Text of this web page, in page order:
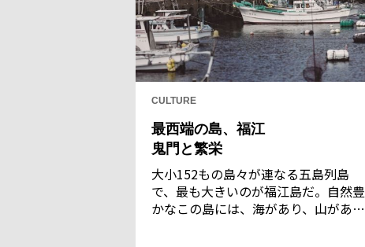
CULTURE
最西端の島、福江
鬼門と繁栄
大小152もの島々が連なる五島列島
で、最も大きいのが福江島だ。自然豊
かなこの島には、海があり、山があ